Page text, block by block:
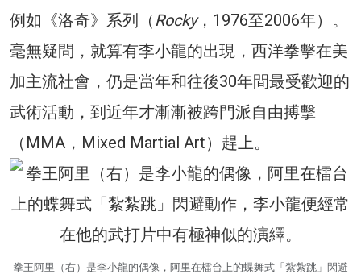
例如《洛奇》系列（ Rocky，1976至2006年）。
毫無疑問，就算有李小龍的出現，西洋拳擊在美
加主流社會，仍是當年和往後30年間最受歡迎的
武術活動，到近年才漸漸被跨門派自由搏擊
（MMA，Mixed Martial Art）趕上。
拳王阿里（右）是李小龍的偶像，阿里在檑台上的蝶舞式「紮紮跳」閃避